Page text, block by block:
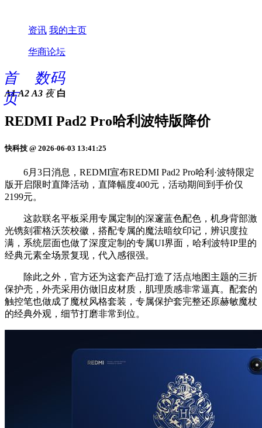
资讯 我的主页
华商论坛
首
页
数码
A1 A2 A3 夜 白
REDMI Pad2 Pro哈利波特版降价
快科技 @ 2026-06-03 13:41:25
6月3日消息，REDMI宣布REDMI Pad2 Pro哈利·波特限定
版开启限时直降活动，直降幅度400元，活动期间到手价仅
2199元。
这款联名平板采用专属定制的深邃蓝色配色，机身背部激
光镌刻霍格沃茨校徽，搭配专属的魔法暗纹印记，辨识度拉
满，系统层面也做了深度定制的专属UI界面，哈利波特IP里的
经典元素全场景复现，代入感很强。
除此之外，官方还为这套产品打造了活点地图主题的三折
保护壳，外壳采用仿做旧皮材质，肌理质感非常逼真。配套的
触控笔也做成了魔杖风格套装，专属保护套完整还原赫敏魔杖
的经典外观，细节打磨非常到位。